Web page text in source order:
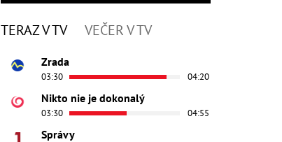
TERAZ V TV VEČER V TV
Zrada
03:30 04:20
Nikto nie je dokonalý
03:30 04:55
Správy